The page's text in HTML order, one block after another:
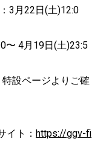
3月22日(土)12:0
〜 4月19日(土)23:5
設ページよりご確
イト： https://ggv-fi